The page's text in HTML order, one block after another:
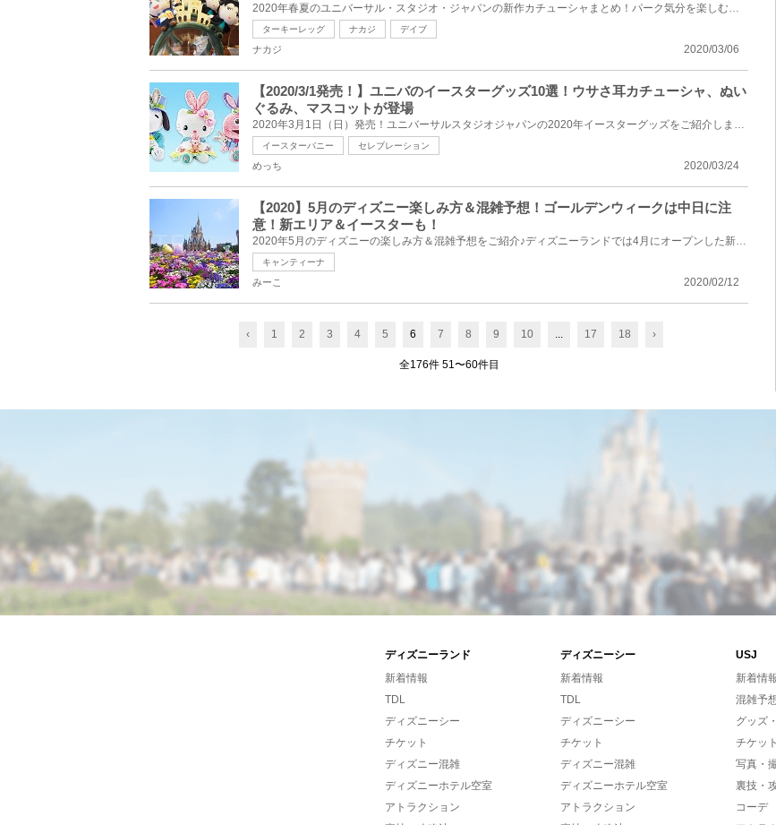
2020年春夏のユニバーサル・スタジオ・ジャパンの新作カチューシャまとめ！パーク気分を楽しむマストア...
ターキーレッグ ナカジ デイブ
2020/03/06
ナカジ
【2020/3/1発売！】ユニバのイースターグッズ10選！ウサさ耳カチューシャ、ぬい
ぐるみ、マスコットが登場
2020年3月1日（日）発売！ユニバーサルスタジオジャパンの2020年イースターグッズをご紹介します。イー...
イースターバニー セレブレーション
2020/03/24
めっち
【2020】5月のディズニー楽しみ方＆混雑予想！ゴールデンウィークは中日に注
意！新エリア＆イースターも！
2020年5月のディズニーの楽しみ方＆混雑予想をご紹介♪ディズニーランドでは4月にオープンした新エリア＆...
キャンティーナ
2020/02/12
みーこ
‹ 1 2 3 4 5 6 7 8 9 10 ... 17 18 ›
全176件 51〜60件目
ディズニーランド ディズニーシー
USJ
新着情報
TDL
ディズニーシー
チケット
ディズニー混雑
ディズニーホテル空室
アトラクション
新着情報
TDL
ディズニーシー
チケット
ディズニー混雑
ディズニーホテル空室
アトラクション
新着情
混雑予
グッズ
チケット
写真・
裏技・
コーデ